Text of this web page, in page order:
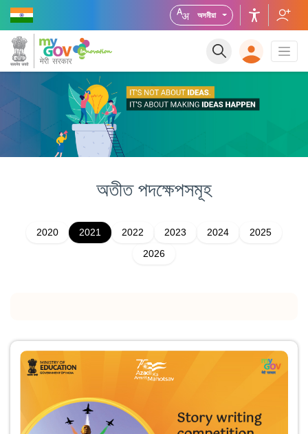
অসমীয়া
অতীতপদক্ষেপসমূহ
2020 2021 2022 2023 2024
2025
2026